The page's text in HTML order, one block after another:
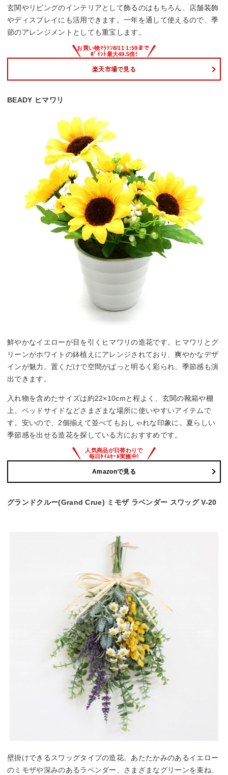
玄関やリビングのインテリアとして飾るのはもちろん、店舗装飾
やディスプレイにも活用できます。一年を通して使えるので、季
節のアレンジメントとしても重宝します。
楽天市場で見る
BEADY ヒマワリ
鮮やかなイエローが目を引くヒマワリの造花です。ヒマワリとグ
リーンがホワイトの鉢植えにアレンジされており、爽やかなデザ
インが魅力。置くだけで空間がぱっと明るく彩られ、季節感も演
出できます。
入れ物を含めたサイズは約22×10cmと程よく、玄関の靴箱や棚
上、ベッドサイドなどさまざまな場所に使いやすいアイテムで
す。安いので、2個揃えて並べてもおしゃれな印象に。夏らしい
季節感を出せる造花を探している方におすすめです。
Amazonで見る
グランドクルー(Grand Crue) ミモザ ラベンダー スワッグ V-20
壁掛けできるスワッグタイプの造花。あたたかみのあるイエロー
のミモザや深みのあるラベンダー、さまざまなグリーンを束ね、